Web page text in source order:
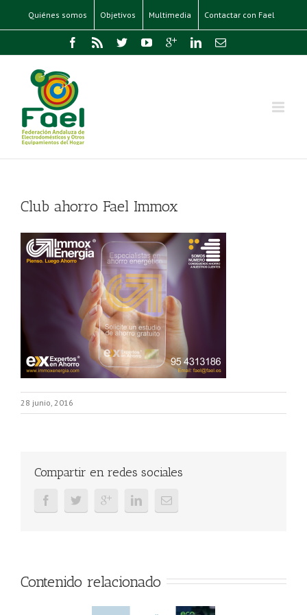
Quiénes somos Objetivos Multimedia Contactar con Fael
Club ahorro Fael Immox
28 junio, 2016
Compartir en redes sociales
Contenido relacionado